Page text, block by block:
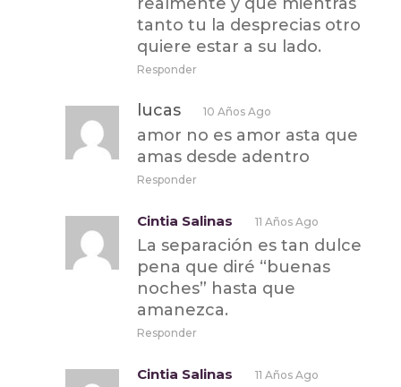
tanto tu la desprecias otro
quiere estar a su lado.
Responder
lucas 10 Años Ago
amor no es amor asta que
amas desde adentro
Responder
Cintia Salinas 11 Años Ago
La separación es tan dulce
pena que diré “buenas
noches” hasta que
amanezca.
Responder
Cintia Salinas 11 Años Ago